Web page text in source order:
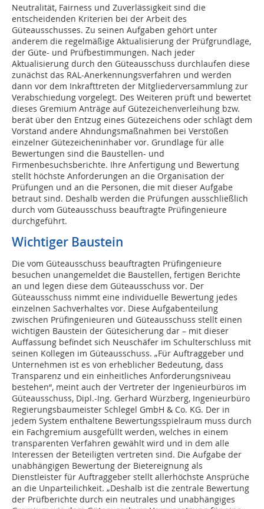
Neutralität, Fairness und Zuverlässigkeit sind die
entscheidenden Kriterien bei der Arbeit des
Güteausschusses. Zu seinen Aufgaben gehört unter
anderem die regelmäßige Aktualisierung der Prüfgrundlage,
der Güte- und Prüfbestimmungen. Nach jeder
Aktualisierung durch den Güteausschuss durchlaufen diese
zunächst das RAL-Anerkennungsverfahren und werden
dann vor dem Inkrafttreten der Mitgliederversammlung zur
Verabschiedung vorgelegt. Des Weiteren prüft und bewertet
dieses Gremium Anträge auf Gütezeichenverleihung bzw.
berät über den Entzug eines Gütezeichens oder schlägt dem
Vorstand andere Ahndungsmaßnahmen bei Verstößen
einzelner Gütezeicheninhaber vor. Grundlage für alle
Bewertungen sind die Baustellen- und
Firmenbesuchsberichte. Ihre Anfertigung und Bewertung
stellt höchste Anforderungen an die Organisation der
Prüfungen und an die Personen, die mit dieser Aufgabe
betraut sind. Deshalb werden die Prüfungen ausschließlich
durch vom Güteausschuss beauftragte Prüfingenieure
durchgeführt.
Wichtiger Baustein
Die vom Güteausschuss beauftragten Prüfingenieure
besuchen unangemeldet die Baustellen, fertigen Berichte
an und legen diese dem Güteausschuss vor. Der
Güteausschuss nimmt eine individuelle Bewertung jedes
einzelnen Sachverhaltes vor. Diese Aufgabenteilung
zwischen Prüfingenieuren und Güteausschuss stellt einen
wichtigen Baustein der Gütesicherung dar – mit dieser
Auffassung befindet sich Neuschäfer im Schulterschluss mit
seinen Kollegen im Güteausschuss. „Für Auftraggeber und
Unternehmen ist es von erheblicher Bedeutung, dass
Transparenz und ein einheitliches Anforderungsniveau
bestehen“, meint auch der Vertreter der Ingenieurbüros im
Güteausschuss, Dipl.-Ing. Gerhard Würzberg, Ingenieurbüro
Regierungsbaumeister Schlegel GmbH & Co. KG. Der in
jedem System enthaltene Bewertungsspielraum muss durch
ein Fachgremium ausgefüllt werden, welches in einem
transparenten Verfahren gewählt wird und in dem alle
Interessen der Beteiligten vertreten sind. Die Aufgabe der
unabhängigen Bewertung der Bietereignung als
Dienstleister für Auftraggeber stellt allerhöchste Ansprüche
an die Unparteilichkeit. „Deshalb ist die zentrale Bewertung
der Prüfberichte durch ein neutrales und unabhängiges